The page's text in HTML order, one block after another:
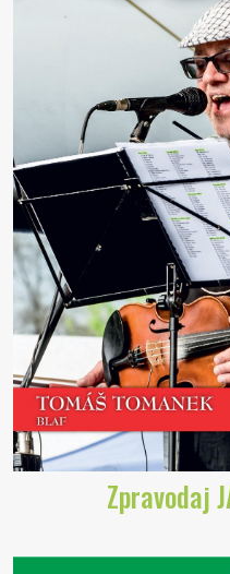
Zpravodaj